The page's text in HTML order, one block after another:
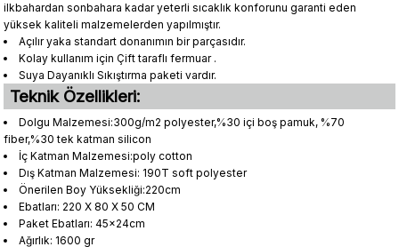
ilkbahardan sonbahara kadar yeterli sıcaklık konforunu garanti eden
yüksek kaliteli malzemelerden yapılmıştır.
Açılır yaka standart donanımın bir parçasıdır.
Kolay kullanım için Çift taraflı fermuar .
Suya Dayanıklı Sıkıştırma paketi vardır.
Teknik Özellikleri:
Dolgu Malzemesi:300g/m2 polyester,%30 içi boş pamuk, %70
fiber,%30 tek katman silicon
İç Katman Malzemesi:poly cotton
Dış Katman Malzemesi: 190T soft polyester
Önerilen Boy Yüksekliği:220cm
Ebatları: 220 X 80 X 50 CM
Paket Ebatları: 45x24cm
Ağırlık: 1600 gr